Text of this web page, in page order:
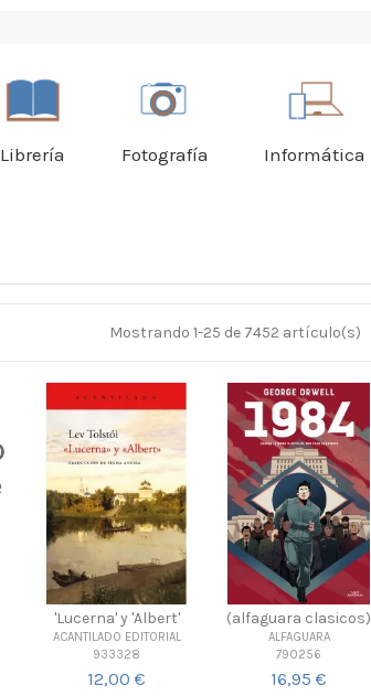
Librería Fotografía Informática
Mostrando 1-25 de 7452 artículo(s)
'Lucerna' y 'Albert'
ACANTILADO EDITORIAL
933328
12,00 €
(alfaguara clasicos)
ALFAGUARA
790256
16,95 €